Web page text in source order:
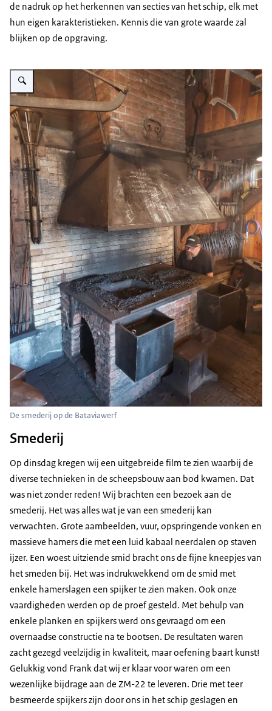
de nadruk op het herkennen van secties van het schip, elk met
hun eigen karakteristieken. Kennis die van grote waarde zal
blijken op de opgraving.
Vergroot afbeelding Foto van de Smederij op de Bataviawerf
De smederij op de Bataviawerf
Smederij
Op dinsdag kregen wij een uitgebreide film te zien waarbij de
diverse technieken in de scheepsbouw aan bod kwamen. Dat
was niet zonder reden! Wij brachten een bezoek aan de
smederij. Het was alles wat je van een smederij kan
verwachten. Grote aambeelden, vuur, opspringende vonken en
massieve hamers die met een luid kabaal neerdalen op staven
ijzer. Een woest uitziende smid bracht ons de fijne kneepjes van
het smeden bij. Het was indrukwekkend om de smid met
enkele hamerslagen een spijker te zien maken. Ook onze
vaardigheden werden op de proef gesteld. Met behulp van
enkele planken en spijkers werd ons gevraagd om een
overnaadse constructie na te bootsen. De resultaten waren
zacht gezegd veelzijdig in kwaliteit, maar oefening baart kunst!
Gelukkig vond Frank dat wij er klaar voor waren om een
wezenlijke bijdrage aan de ZM-22 te leveren. Drie met teer
besmeerde spijkers zijn door ons in het schip geslagen en